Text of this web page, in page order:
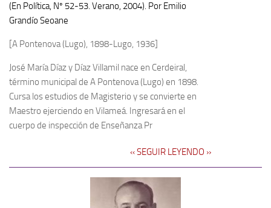
(En Política, Nº 52-53. Verano, 2004). Por Emilio
Grandío Seoane
[A Pontenova (Lugo), 1898-Lugo, 1936]
José María Díaz y Díaz Villamil nace en Cerdeiral,
término municipal de A Pontenova (Lugo) en 1898.
Cursa los estudios de Magisterio y se convierte en
Maestro ejerciendo en Vilameá. Ingresará en el
cuerpo de inspección de Enseñanza Pr
‹‹ SEGUIR LEYENDO ››